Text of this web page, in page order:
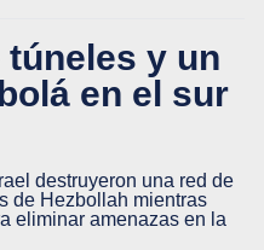
y un
en el sur
destruyeron una red de
de Hezbollah mientras
eliminar amenazas en la